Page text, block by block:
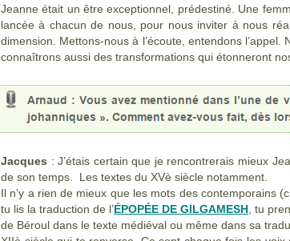
Jeanne était un être exceptionnel, prédestiné. Une
lancée à chacun de nous, pour nous inviter à nous
dimension. Mettons-nous à l’écoute, entendons
connaîtrons aussi des transformations qui étonneront
Jacques : J’étais certain que je rencontrerais mieux
de son temps. Les textes du XVè siècle notamment.
Il n’y a rien de mieux que les mots des contemporains
tu lis la traduction de l’ÉPOPÉE DE GILGAMESH , tu
de Béroul dans le texte médiéval ou même dans sa